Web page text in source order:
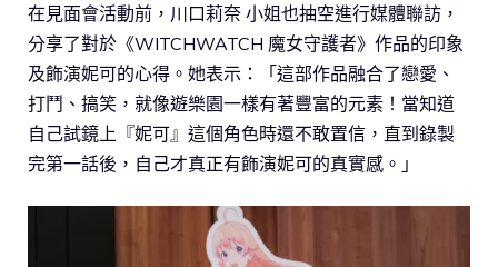
在見面會活動前，川口莉奈 小姐也抽空進行媒體聯訪，
分享了對於《WITCHWATCH 魔女守護者》作品的印象
及飾演妮可的心得。她表示：「這部作品融合了戀愛、
打鬥、搞笑，就像遊樂園一樣有著豐富的元素！當知道
自己試鏡上『妮可』這個角色時還不敢置信，直到錄製
完第一話後，自己才真正有飾演妮可的真實感。」